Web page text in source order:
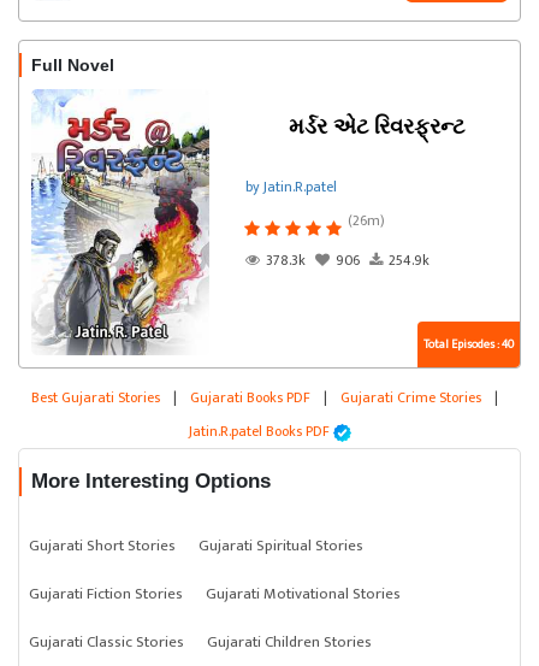
Full Novel
મર્ડર એટ રિવરફ્રન્ટ
by Jatin.R.patel
(26m)
378.3k
906 254.9k
Total Episodes : 40
Best Gujarati Stories | Gujarati Books PDF | Gujarati Crime Stories |
Jatin.R.patel Books PDF
More Interesting Options
Gujarati Short Stories
Gujarati Spiritual Stories
Gujarati Fiction Stories
Gujarati Motivational Stories
Gujarati Classic Stories
Gujarati Children Stories